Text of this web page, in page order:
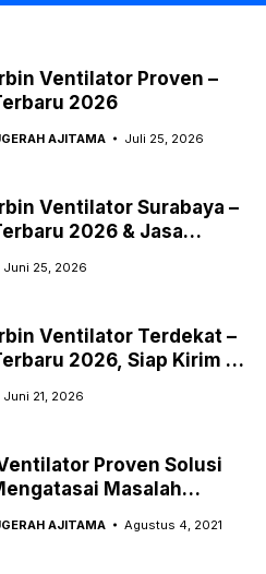
Ventilator Proven –
2026
AJITAMA Juli 25, 2026
Ventilator Surabaya –
2026 & Jasa
Juni 25, 2026
Ventilator Terdekat –
2026, Siap Kirim &
Juni 21, 2026
Proven Solusi
Masalah
AJITAMA Agustus 4, 2021